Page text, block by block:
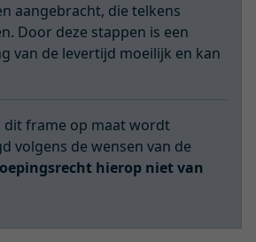
aangebracht, die telkens
Door deze stappen is een
van de levertijd moeilijk en kan
dit frame op maat wordt
volgens de wensen van de
hierop niet van